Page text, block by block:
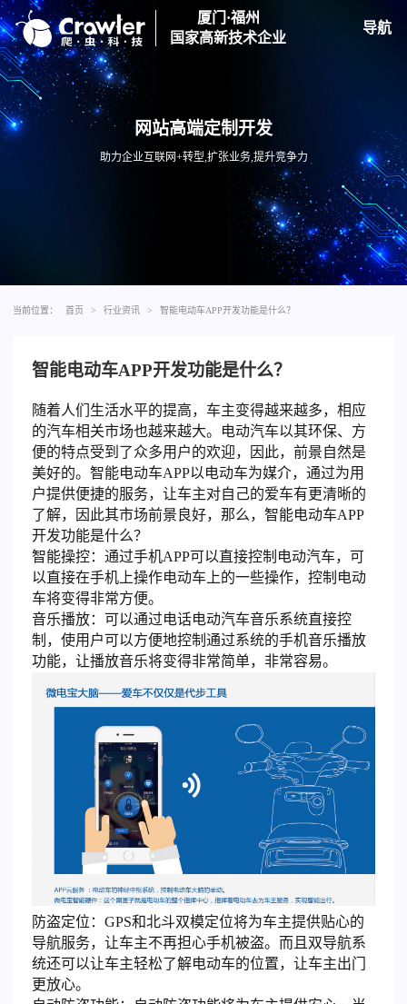
厦门·福州
国家高新技术企业
导航
网站高端定制开发
助力企业互联网+转型,扩张业务,提升竞争力
当前位置： 首页 > 行业资讯 > 智能电动车APP开发功能是什么？
智能电动车APP开发功能是什么？
随着人们生活水平的提高，车主变得越来越多，相应
的汽车相关市场也越来越大。电动汽车以其环保、方
便的特点受到了众多用户的欢迎，因此，前景自然是
美好的。智能电动车APP以电动车为媒介，通过为用
户提供便捷的服务，让车主对自己的爱车有更清晰的
了解，因此其市场前景良好，那么，智能电动车APP
开发功能是什么？
智能操控：通过手机APP可以直接控制电动汽车，可
以直接在手机上操作电动车上的一些操作，控制电动
车将变得非常方便。
音乐播放：可以通过电话电动汽车音乐系统直接控
制，使用户可以方便地控制通过系统的手机音乐播放
功能，让播放音乐将变得非常简单，非常容易。
防盗定位：GPS和北斗双模定位将为车主提供贴心的
导航服务，让车主不再担心手机被盗。而且双导航系
统还可以让车主轻松了解电动车的位置，让车主出门
更放心。